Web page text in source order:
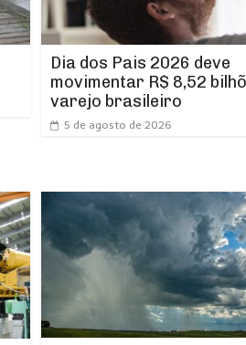
Dia dos Pais 2026 deve
movimentar R$ 8,52
varejo brasileiro
5 de agosto de 2026